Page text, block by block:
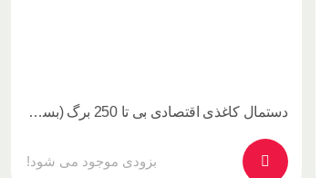
دستمال کاغذی اقتصادی بی تا 250 برگ (بسته 8 عددی)
بزودی موجود می شود!